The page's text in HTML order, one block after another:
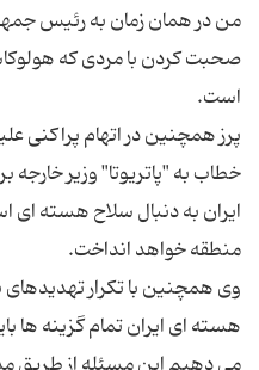
من در همان زمان به رئیس
صحبت کردن با مردی که
پرز همچنین در اتهام پراکنی
خطاب به "پاتریوتا" وزیر
ایران به دنبال سلاح هسته ای
وی همچنین با تکرار تهدیدهای
هسته ای ایران تمام گزینه ها